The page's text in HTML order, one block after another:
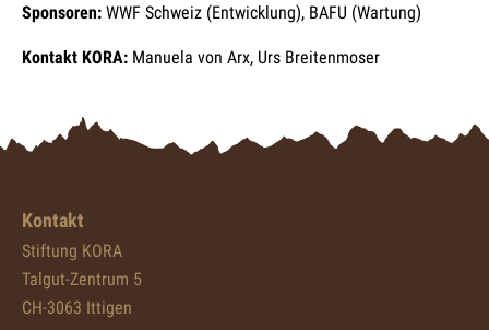
Sponsoren: WWF Schweiz (Entwicklung), BAFU (Wartung)
Kontakt KORA: Manuela von Arx, Urs Breitenmoser
Kontakt
Stiftung KORA
Talgut-Zentrum 5
CH-3063 Ittigen